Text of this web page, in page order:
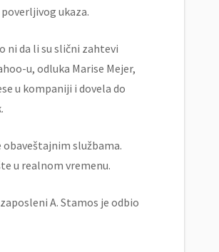
ukaza.
ni da li su slični zahtevi
u, odluka Marise Mejer,
u kompaniji i dovela do
službama.
u realnom vremenu.
A. Stamos je odbio